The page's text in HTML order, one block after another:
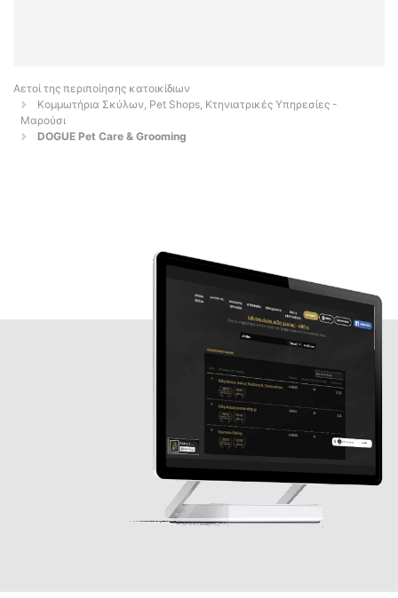
Αετοί της περιποίησης κατοικίδιων
Κομμωτήρια Σκύλων, Pet Shops, Κτηνιατρικές Υπηρεσίες -
Μαρούσι
DOGUE Pet Care & Grooming